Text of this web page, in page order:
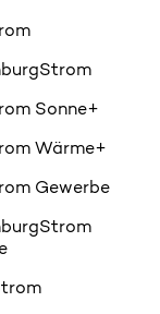
Sonne+
Wärme+
Gewerbe